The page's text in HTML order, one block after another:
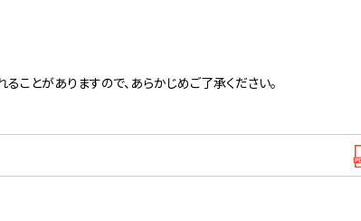
ことがありますので、あらかじめご了承ください。